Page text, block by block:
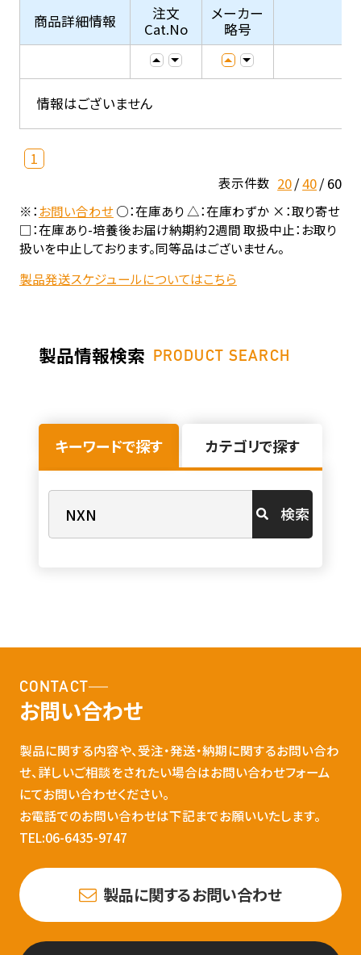
商品詳細情報
注文
Cat.No
メーカー
略号
情報はございません
1
表示件数 20 40 60
※：お問い合わせ○：在庫あり △：在庫わずか ×：取り寄せ
□：在庫あり-培養後お届け納期約2週間 取扱中止：お取り
扱いを中止しております。同等品はございません。
製品発送スケジュールについてはこちら
製品情報検索 PRODUCT SEARCH
キーワードで探す カテゴリで探す
検索
CONTACT
お問い合わせ
製品に関する内容や、受注・発送・納期に関するお問い合わ
せ、詳しいご相談をされたい場合はお問い合わせフォーム
にてお問い合わせください。
お電話でのお問い合わせは下記までお願いいたします。
TEL:06-6435-9747
製品に関するお問い合わせ